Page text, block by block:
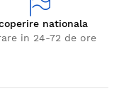
nationala
in 24-72 de ore